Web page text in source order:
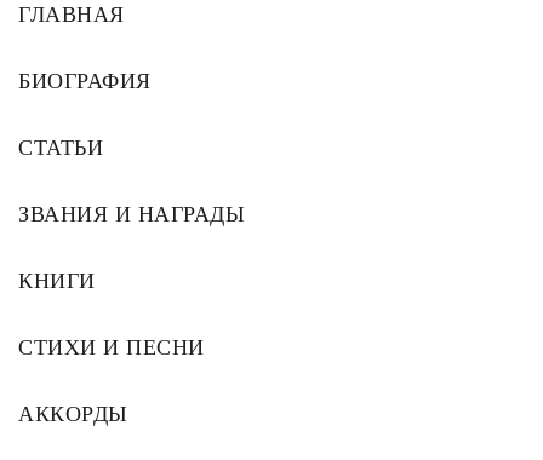
ГЛАВНАЯ
БИОГРАФИЯ
СТАТЬИ
ЗВАНИЯ И НАГРАДЫ
КНИГИ
СТИХИ И ПЕСНИ
АККОРДЫ